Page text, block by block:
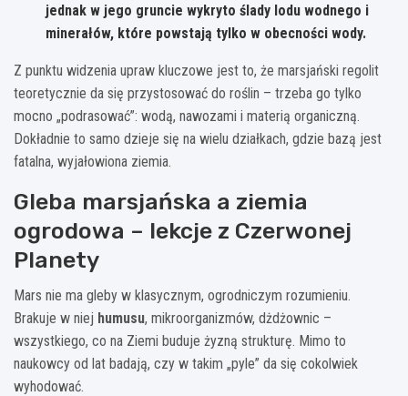
jednak w jego gruncie wykryto ślady lodu wodnego i
minerałów, które powstają tylko w obecności wody.
Z punktu widzenia upraw kluczowe jest to, że marsjański regolit
teoretycznie da się przystosować do roślin – trzeba go tylko
mocno „podrasować”: wodą, nawozami i materią organiczną.
Dokładnie to samo dzieje się na wielu działkach, gdzie bazą jest
fatalna, wyjałowiona ziemia.
Gleba marsjańska a ziemia
ogrodowa – lekcje z Czerwonej
Planety
Mars nie ma gleby w klasycznym, ogrodniczym rozumieniu.
Brakuje w niej humusu, mikroorganizmów, dżdżownic –
wszystkiego, co na Ziemi buduje żyzną strukturę. Mimo to
naukowcy od lat badają, czy w takim „pyle” da się cokolwiek
wyhodować.